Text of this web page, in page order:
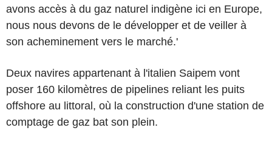
avons accès à du gaz naturel indigène ici en Europe,
nous nous devons de le développer et de veiller à
son acheminement vers le marché.'
Deux navires appartenant à l'italien Saipem vont
poser 160 kilomètres de pipelines reliant les puits
offshore au littoral, où la construction d'une station de
comptage de gaz bat son plein.